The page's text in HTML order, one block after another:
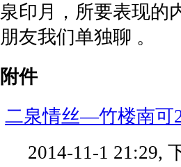
泉印月，所要表现的
朋友我们单独聊 。
附件
二泉情丝—竹楼南可
2014-11-1 21:29,